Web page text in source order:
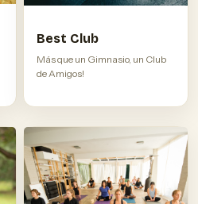
Best Club
Más que un Gimnasio, un Club
de Amigos!